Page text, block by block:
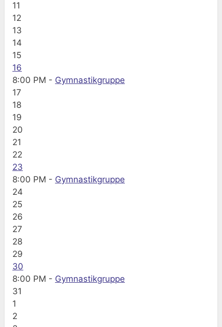
11
12
13
14
15
16
8:00 PM - Gymnastikgruppe
17
18
19
20
21
22
23
8:00 PM - Gymnastikgruppe
24
25
26
27
28
29
30
8:00 PM - Gymnastikgruppe
31
1
2